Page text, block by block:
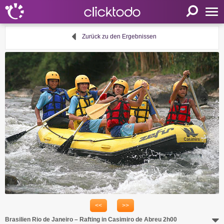
Sprache
FR
EN
DE
Mein clicktodo
Anmelden
Registrieren
Warenkorb
Aktivität anbieten
Zurück zu den Ergebnissen
<<
>>
Brasilien Rio de Janeiro – Rafting in Casimiro de Abreu 2h00